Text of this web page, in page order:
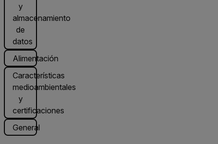
y
almacenamiento
de
datos
Alimentación
Características
medioambientales
y
certificaciones
General